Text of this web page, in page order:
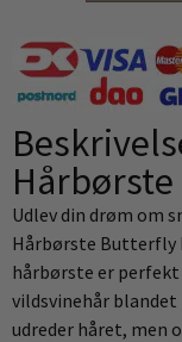
Udlev din drøm om
Hårbørste Butterfly
hårbørste er
vildsvinehår
udreder håret, men